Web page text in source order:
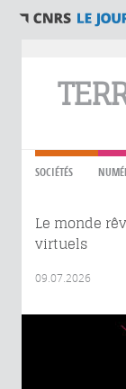
SOCIÉTÉS
Le monde
virtuels
09.07.2026